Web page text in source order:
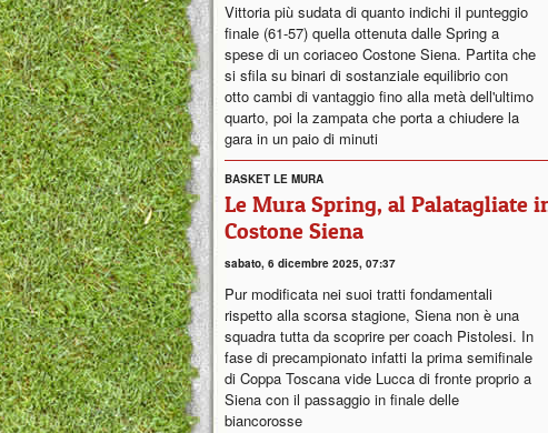
Vittoria più sudata di quanto indichi il punteggio
finale (61-57) quella ottenuta dalle Spring a
spese di un coriaceo Costone Siena. Partita che
si sfila su binari di sostanziale equilibrio con
otto cambi di vantaggio fino alla metà dell'ultimo
quarto, poi la zampata che porta a chiudere la
gara in un paio di minuti
BASKET LE MURA
Le Mura Spring, al Palatagliate
Costone Siena
sabato, 6 dicembre 2025, 07:37
Pur modificata nei suoi tratti fondamentali
rispetto alla scorsa stagione, Siena non è una
squadra tutta da scoprire per coach Pistolesi. In
fase di precampionato infatti la prima semifinale
di Coppa Toscana vide Lucca di fronte proprio a
Siena con il passaggio in finale delle
biancorosse